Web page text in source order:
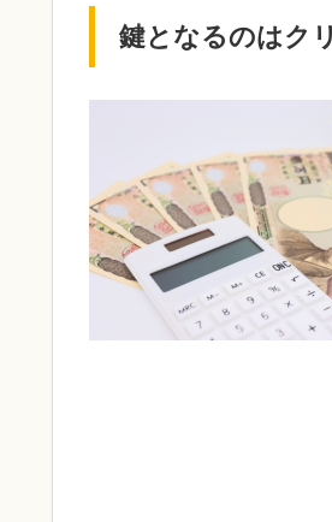
鍵となるのはク